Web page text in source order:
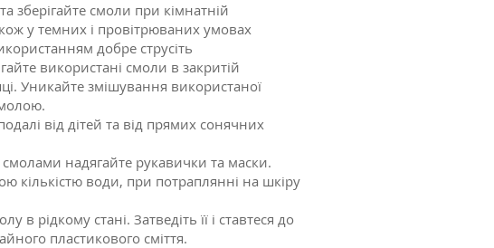
зберігайте смоли при кімнатній
у темних і провітрюваних умовах
добре струсіть
використані смоли в закритій
Уникайте змішування використаної
від дітей та від прямих сонячних
смолами надягайте рукавички та маски.
кількістю води, при потраплянні на шкіру
в рідкому стані. Затведіть її і ставтеся до
пластикового сміття.